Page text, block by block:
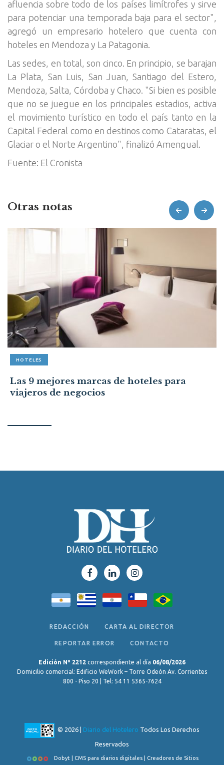
afluencia sobre todo de los países limítrofes y sirve
para potenciar una temporada baja para el sector",
agregó un empresario hotelero que cuenta con
hoteles en Mendoza y La Patagonia.
Las sedes, en total, son cinco. En principio, se barajan
La Plata, San Luis, San Juan, Santiago del Estero,
Mendoza, Salta, Córdoba y Chaco. "Si bien es posible
que no se juegue en los principales estadios, activa
el movimiento turístico en todo el país tanto en la
Capital Federal como en destinos como Cataratas, el
Glaciar o el Norte Argentino", finalizó Amengual.
Fuente: El Cronista
Otras notas
HOTELES
Las 9 mejores marcas de hoteles para
viajeros de negocios
prev next
REDACCIÓN CARTA AL DIRECTOR
REPORTAR ERROR CONTACTO
Edición Nº 2212 correspondiente al día 06/08/2026
Domicilio comercial: Edificio WeWork – Torre Odeón Av. Corrientes
800 - Piso 20 | Tel: 54 11 5365-7624
© 2026 | Diario del Hotelero Todos Los Derechos
Reservados
Dobyt | CMS para diarios digitales | Creadores de Sitios